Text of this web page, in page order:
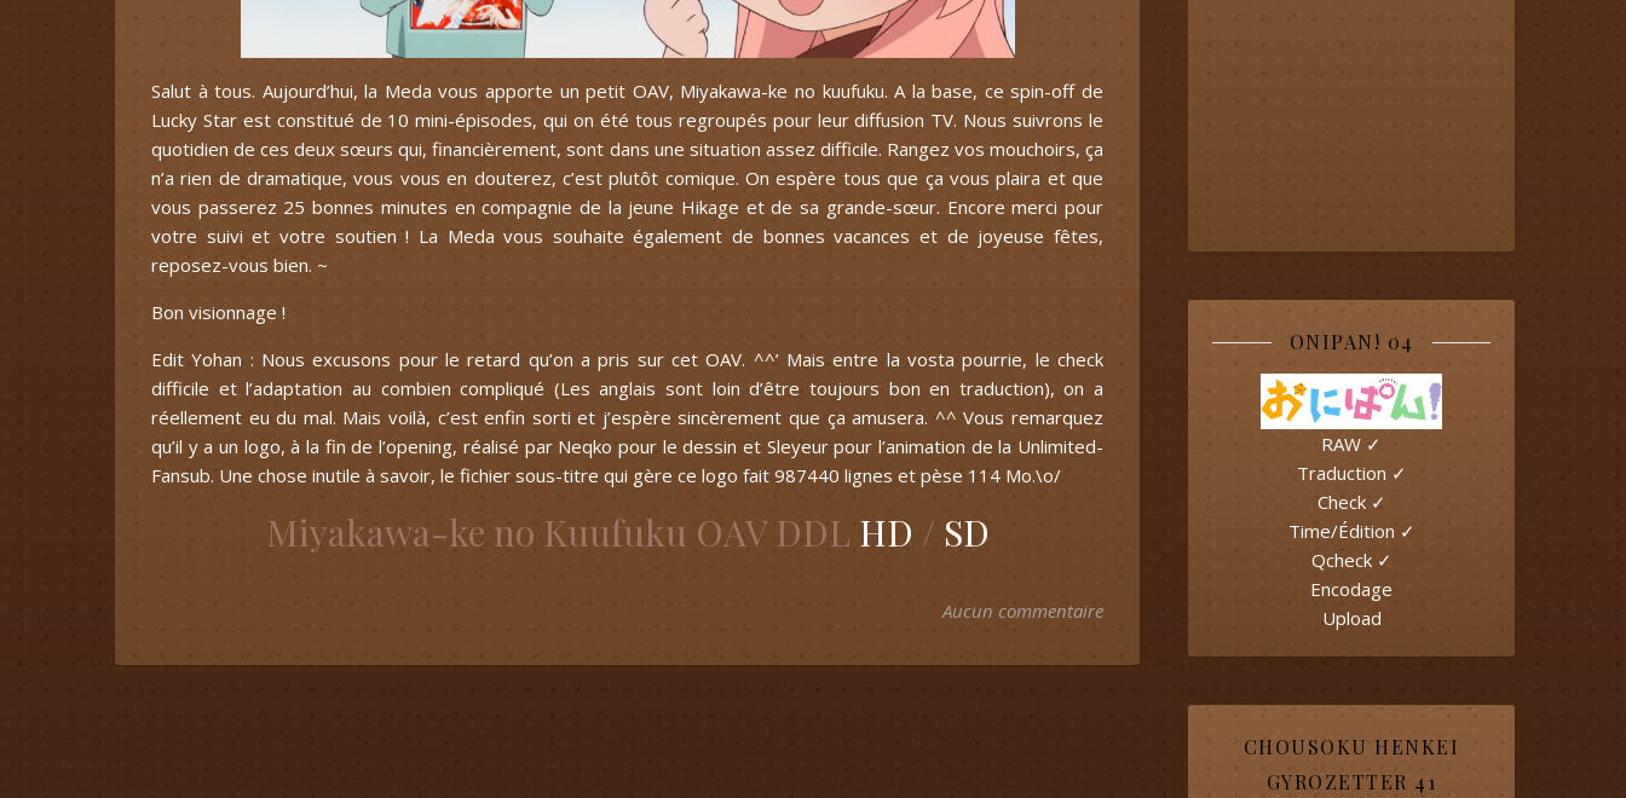
Salut à tous. Aujourd’hui, la Meda vous apporte un petit OAV, Miyakawa-ke no kuufuku. A la base, ce spin-off de
Lucky Star est constitué de 10 mini-épisodes, qui on été tous regroupés pour leur diffusion TV. Nous suivrons le
quotidien de ces deux sœurs qui, financièrement, sont dans une situation assez difficile. Rangez vos mouchoirs, ça
n’a rien de dramatique, vous vous en douterez, c’est plutôt comique. On espère tous que ça vous plaira et que
vous passerez 25 bonnes minutes en compagnie de la jeune Hikage et de sa grande-sœur. Encore merci pour
votre suivi et votre soutien ! La Meda vous souhaite également de bonnes vacances et de joyeuse fêtes,
reposez-vous bien. ~
Bon visionnage !
Edit Yohan : Nous excusons pour le retard qu’on a pris sur cet OAV. ^^’ Mais entre la vosta pourrie, le check
difficile et l’adaptation au combien compliqué (Les anglais sont loin d’être toujours bon en traduction), on a
réellement eu du mal. Mais voilà, c’est enfin sorti et j’espère sincèrement que ça amusera. ^^ Vous remarquez
qu’il y a un logo, à la fin de l’opening, réalisé par Neqko pour le dessin et Sleyeur pour l’animation de la Unlimited-
Fansub. Une chose inutile à savoir, le fichier sous-titre qui gère ce logo fait 987440 lignes et pèse 114 Mo.\o/
Miyakawa-ke no Kuufuku OAV DDL HD / SD
Aucun commentaire
ONIPAN! 04
RAW ✓
Traduction ✓
Check ✓
Time/Édition ✓
Qcheck ✓
Encodage
Upload
CHOUSOKU HENKEI
GYROZETTER 41